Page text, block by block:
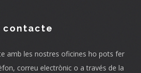
contacte
amb les nostres oficines ho pots fer
correu electrònic o a través de la